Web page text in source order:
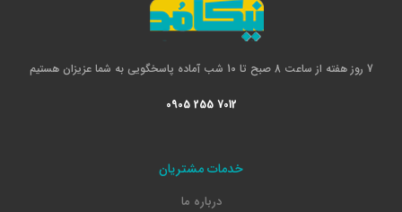
7 روز هفته از ساعت 8 صبح تا 10 شب آماده پاسخگویی به شما عزیزان هستیم
0905 255 7012
خدمات مشتریان
درباره ما